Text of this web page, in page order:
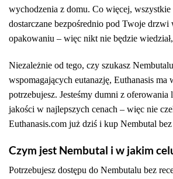
wychodzenia z domu. Co więcej, wszystkie
dostarczane bezpośrednio pod Twoje drzwi
opakowaniu – więc nikt nie będzie
Niezależnie od tego, czy szukasz
wspomagających eutanazję, Euthanasis ma
potrzebujesz. Jesteśmy dumni z
jakości w najlepszych cenach – więc nie
Euthanasis.com już dziś i kup Nembutal
Czym jest Nembutal i w jakim
Potrzebujesz dostępu do Nembutalu bez